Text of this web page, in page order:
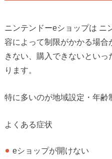
ニンテンドーeショップは ニ
容によって制限がかかる場
きない、購入できないとい
ります。
特に多いのが地域設定・年齢
よくある症状
eショップが開けない